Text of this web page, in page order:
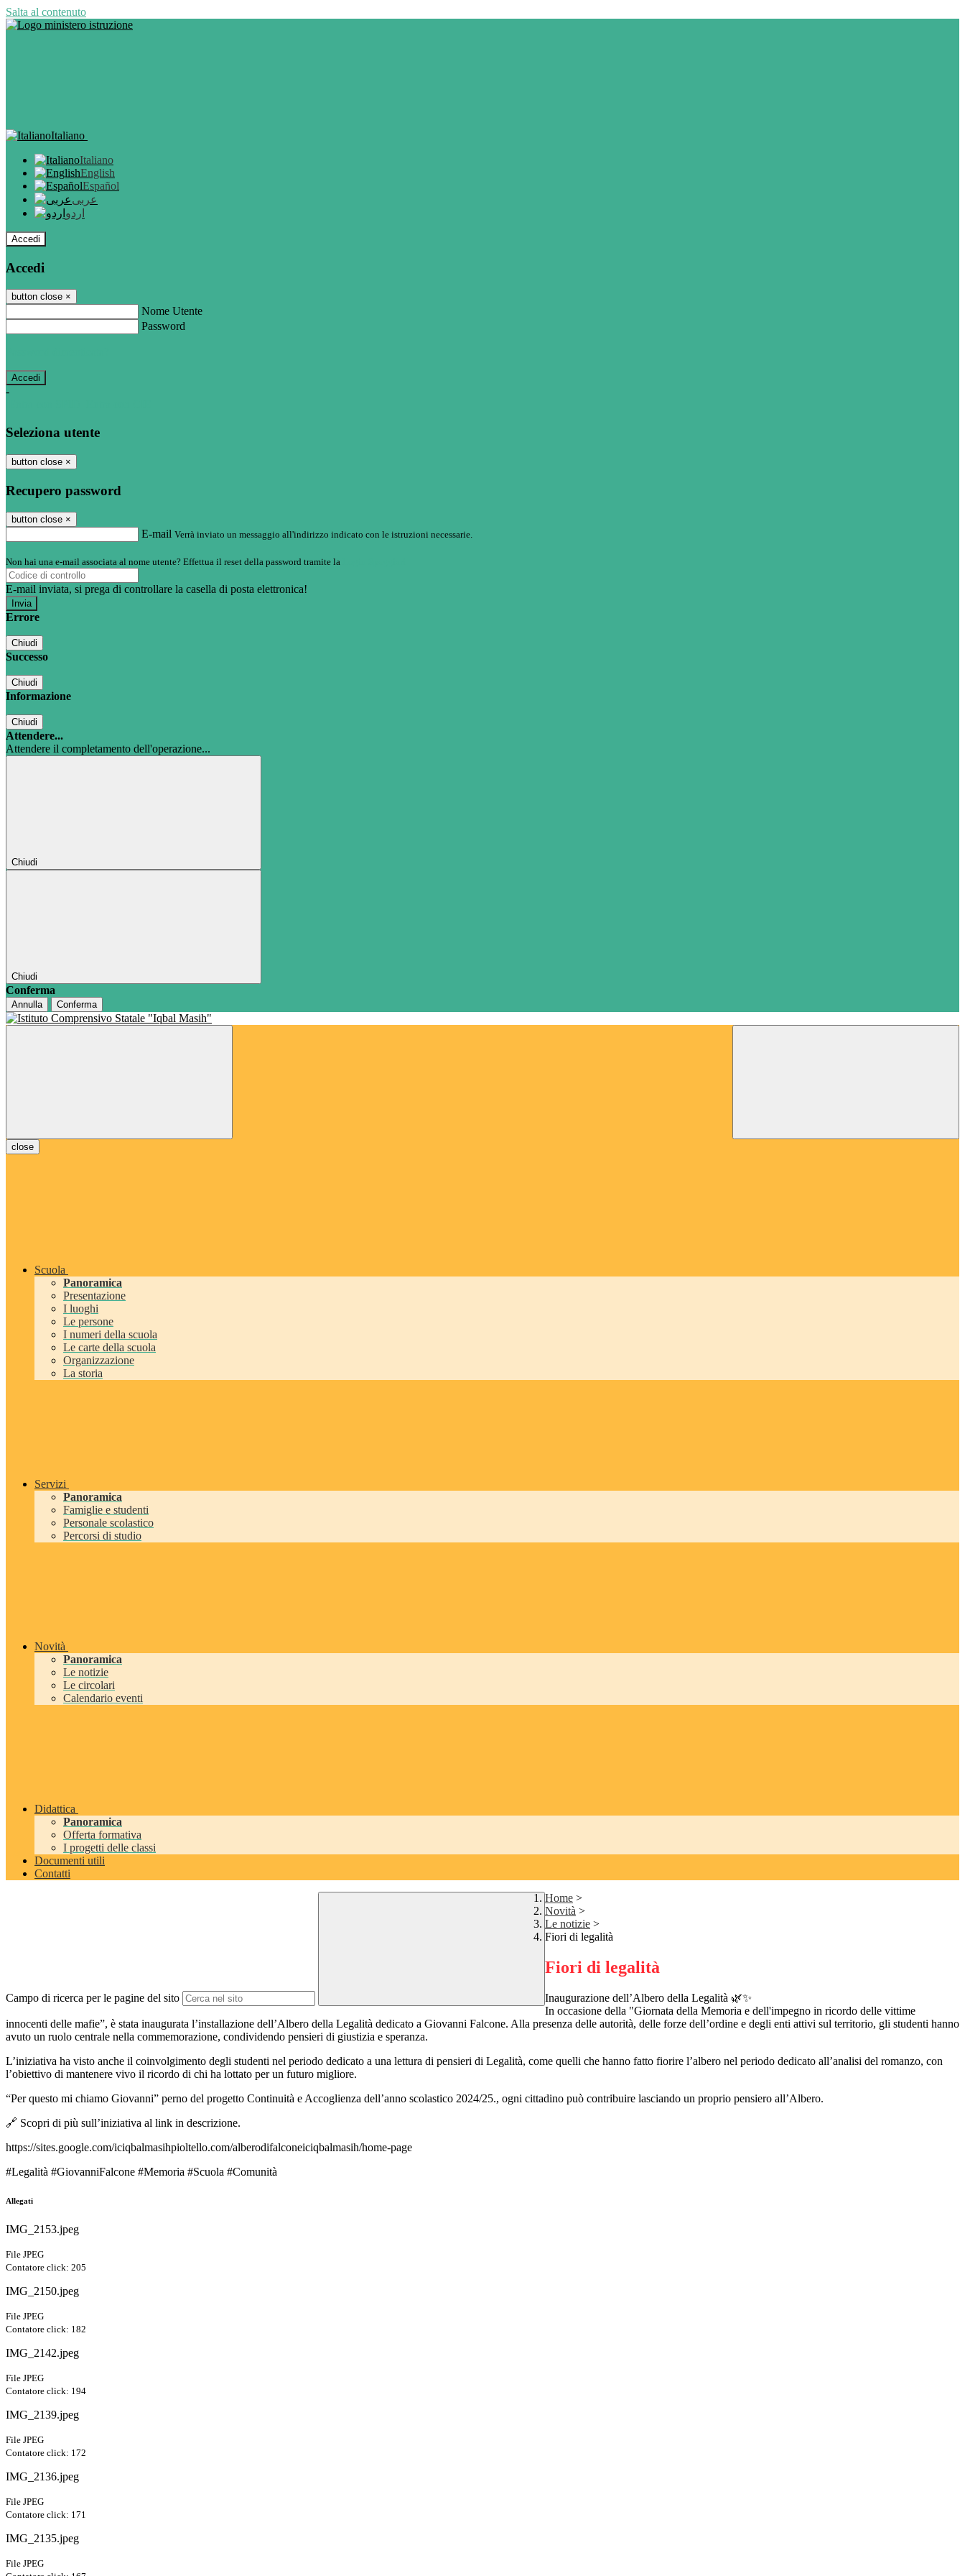
Salta al contenuto
Italiano
Italiano
English
Español
عربى
اردو
Accedi
Accedi
button close ×
Nome Utente
Password
-
Seleziona utente
button close ×
Recupero password
button close ×
E-mail Verrà inviato un messaggio all'indirizzo indicato con le istruzioni necessarie.
Non hai una e-mail associata al nome utente? Effettua il reset della password tramite la
E-mail inviata, si prega di controllare la casella di posta elettronica!
Errore
Chiudi
Successo
Chiudi
Informazione
Chiudi
Attendere...
Attendere il completamento dell'operazione...
Chiudi
Chiudi
Conferma
Annulla Conferma
close
Scuola
Panoramica
Presentazione
I luoghi
Le persone
I numeri della scuola
Le carte della scuola
Organizzazione
La storia
Servizi
Panoramica
Famiglie e studenti
Personale scolastico
Percorsi di studio
Novità
Panoramica
Le notizie
Le circolari
Calendario eventi
Didattica
Panoramica
Offerta formativa
I progetti delle classi
Documenti utili
Contatti
Campo di ricerca per le pagine del sito
Home >
Novità >
Le notizie >
Fiori di legalità
Fiori di legalità
Inaugurazione dell’Albero della Legalità 🌿✨
In occasione della "Giornata della Memoria e dell'impegno in ricordo delle vittime
innocenti delle mafie”, è stata inaugurata l’installazione dell’Albero della Legalità dedicato a Giovanni Falcone. Alla presenza delle autorità, delle forze dell’ordine e degli enti attivi sul territorio, gli studenti hanno
avuto un ruolo centrale nella commemorazione, condividendo pensieri di giustizia e speranza.
L’iniziativa ha visto anche il coinvolgimento degli studenti nel periodo dedicato a una lettura di pensieri di Legalità, come quelli che hanno fatto fiorire l’albero nel periodo dedicato all’analisi del romanzo, con
l’obiettivo di mantenere vivo il ricordo di chi ha lottato per un futuro migliore.
“Per questo mi chiamo Giovanni” perno del progetto Continuità e Accoglienza dell’anno scolastico 2024/25., ogni cittadino può contribuire lasciando un proprio pensiero all’Albero.
🔗 Scopri di più sull’iniziativa al link in descrizione.
https://sites.google.com/iciqbalmasihpioltello.com/alberodifalconeiciqbalmasih/home-page
#Legalità #GiovanniFalcone #Memoria #Scuola #Comunità
Allegati
IMG_2153.jpeg
File JPEG
Contatore click: 205
IMG_2150.jpeg
File JPEG
Contatore click: 182
IMG_2142.jpeg
File JPEG
Contatore click: 194
IMG_2139.jpeg
File JPEG
Contatore click: 172
IMG_2136.jpeg
File JPEG
Contatore click: 171
IMG_2135.jpeg
File JPEG